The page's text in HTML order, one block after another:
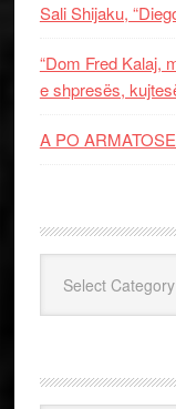
Sali Shijaku,
“Dom Fred Kalaj,
e shpresës,
A PO